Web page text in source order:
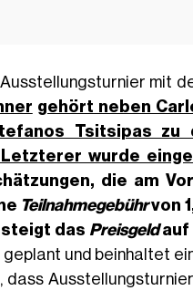
mit
gehört neben
Tsitsipas zu
wurde
die am
Teilnahmegebührvon
steigt das Preisgeldauf
und beinhaltet
dass